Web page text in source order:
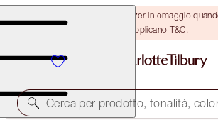
Ricevi un pennello per bronzer in omaggio
applicano T&C.
Cerca per prodotto, tonalità,